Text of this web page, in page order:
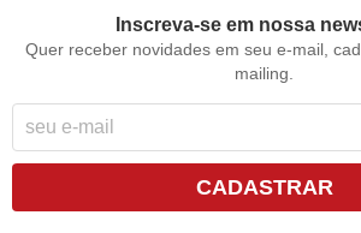
Inscreva-se em nossa
Quer receber novidades em seu e-mail,
mailing.
CADASTRAR